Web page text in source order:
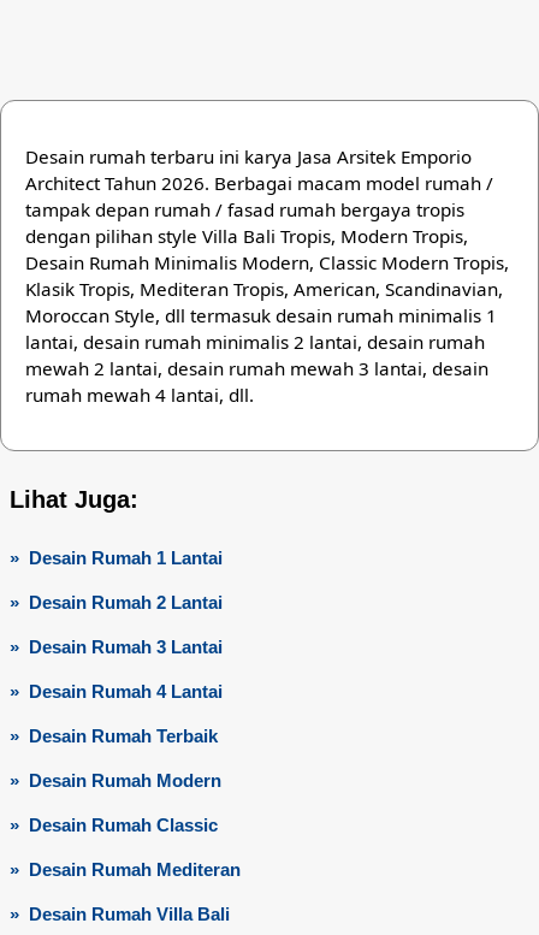
Desain rumah terbaru ini karya Jasa Arsitek Emporio
Architect Tahun 2026. Berbagai macam model rumah /
tampak depan rumah / fasad rumah bergaya tropis
dengan pilihan style Villa Bali Tropis, Modern Tropis,
Desain Rumah Minimalis Modern, Classic Modern Tropis,
Klasik Tropis, Mediteran Tropis, American, Scandinavian,
Moroccan Style, dll termasuk desain rumah minimalis 1
lantai, desain rumah minimalis 2 lantai, desain rumah
mewah 2 lantai, desain rumah mewah 3 lantai, desain
rumah mewah 4 lantai, dll.
Lihat Juga:
» Desain Rumah 1 Lantai
» Desain Rumah 2 Lantai
» Desain Rumah 3 Lantai
» Desain Rumah 4 Lantai
» Desain Rumah Terbaik
» Desain Rumah Modern
» Desain Rumah Classic
» Desain Rumah Mediteran
» Desain Rumah Villa Bali